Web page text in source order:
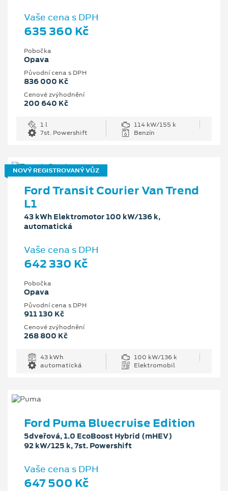
Vaše cena s DPH
635 360 Kč
Pobočka
Opava
Původní cena s DPH
836 000 Kč
Cenové zvýhodnění
200 640 Kč
1 l
114 kW/155 k
7st. Powershift
Benzín
NOVÝ REGISTROVANÝ VŮZ
Ford Transit Courier Van Trend
L1
43 kWh Elektromotor 100 kW/136 k,
automatická
Vaše cena s DPH
642 330 Kč
Pobočka
Opava
Původní cena s DPH
911 130 Kč
Cenové zvýhodnění
268 800 Kč
43 kWh
100 kW/136 k
automatická
Elektromobil
Ford Puma Bluecruise Edition
5dveřová, 1.0 EcoBoost Hybrid (mHEV)
92 kW/125 k, 7st. Powershift
Vaše cena s DPH
647 500 Kč